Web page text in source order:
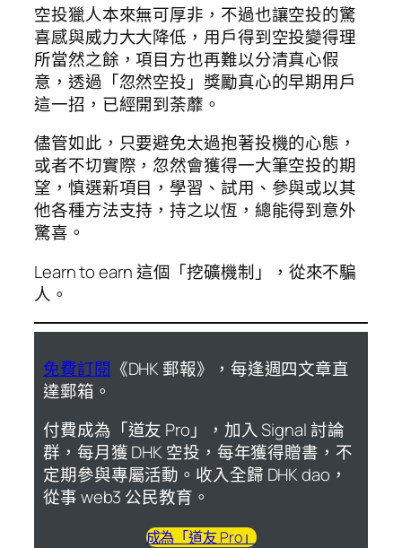
空投獵人本來無可厚非，不過也讓空投的驚
喜感與威力大大降低，用戶得到空投變得理
所當然之餘，項目方也再難以分清真心假
意，透過「忽然空投」獎勵真心的早期用戶
這一招，已經開到荼蘼。
儘管如此，只要避免太過抱著投機的心態，
或者不切實際，忽然會獲得一大筆空投的期
望，慎選新項目，學習、試用、參與或以其
他各種方法支持，持之以恆，總能得到意外
驚喜。
Learn to earn 這個「挖礦機制」，從來不騙
人。
免費訂閱 《DHK 郵報》，每逢週四文章直
達郵箱。
付費成為「道友 Pro」，加入 Signal 討論
群，每月獲 DHK 空投，每年獲得贈書，不
定期參與專屬活動。收入全歸 DHK dao，
從事 web3 公民教育。
成為「道友 Pro」